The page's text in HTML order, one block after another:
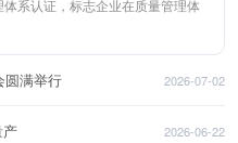
系认证，标志企业在质量管理体
圆满举行 2026-07-02
2026-06-22